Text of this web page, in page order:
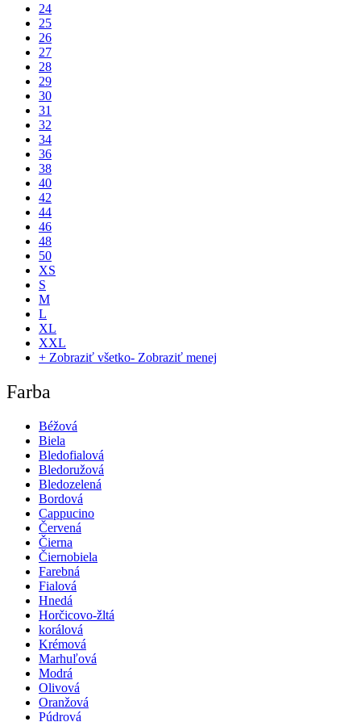
24
25
26
27
28
29
30
31
32
34
36
38
40
42
44
46
48
50
XS
S
M
L
XL
XXL
+ Zobraziť všetko- Zobraziť menej
Farba
Béžová
Biela
Bledofialová
Bledoružová
Bledozelená
Bordová
Cappucino
Červená
Čierna
Čiernobiela
Farebná
Fialová
Hnedá
Horčicovo-žltá
korálová
Krémová
Marhuľová
Modrá
Olivová
Oranžová
Púdrová